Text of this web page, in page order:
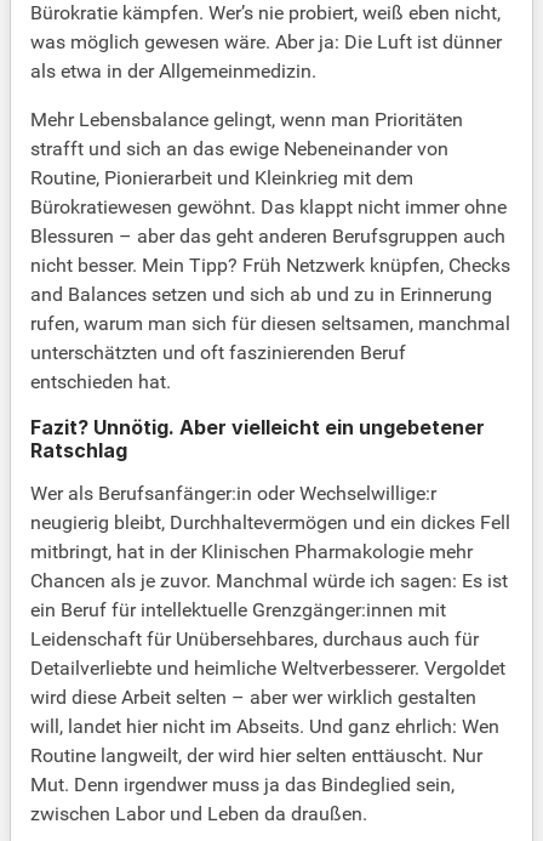
Bürokratie kämpfen. Wer’s nie probiert, weiß eben nicht,
was möglich gewesen wäre. Aber ja: Die Luft ist dünner
als etwa in der Allgemeinmedizin.
Mehr Lebensbalance gelingt, wenn man Prioritäten
strafft und sich an das ewige Nebeneinander von
Routine, Pionierarbeit und Kleinkrieg mit dem
Bürokratiewesen gewöhnt. Das klappt nicht immer ohne
Blessuren – aber das geht anderen Berufsgruppen auch
nicht besser. Mein Tipp? Früh Netzwerk knüpfen, Checks
and Balances setzen und sich ab und zu in Erinnerung
rufen, warum man sich für diesen seltsamen, manchmal
unterschätzten und oft faszinierenden Beruf
entschieden hat.
Fazit? Unnötig. Aber vielleicht ein ungebetener
Ratschlag
Wer als Berufsanfänger:in oder Wechselwillige:r
neugierig bleibt, Durchhaltevermögen und ein dickes Fell
mitbringt, hat in der Klinischen Pharmakologie mehr
Chancen als je zuvor. Manchmal würde ich sagen: Es ist
ein Beruf für intellektuelle Grenzgänger:innen mit
Leidenschaft für Unübersehbares, durchaus auch für
Detailverliebte und heimliche Weltverbesserer. Vergoldet
wird diese Arbeit selten – aber wer wirklich gestalten
will, landet hier nicht im Abseits. Und ganz ehrlich: Wen
Routine langweilt, der wird hier selten enttäuscht. Nur
Mut. Denn irgendwer muss ja das Bindeglied sein,
zwischen Labor und Leben da draußen.